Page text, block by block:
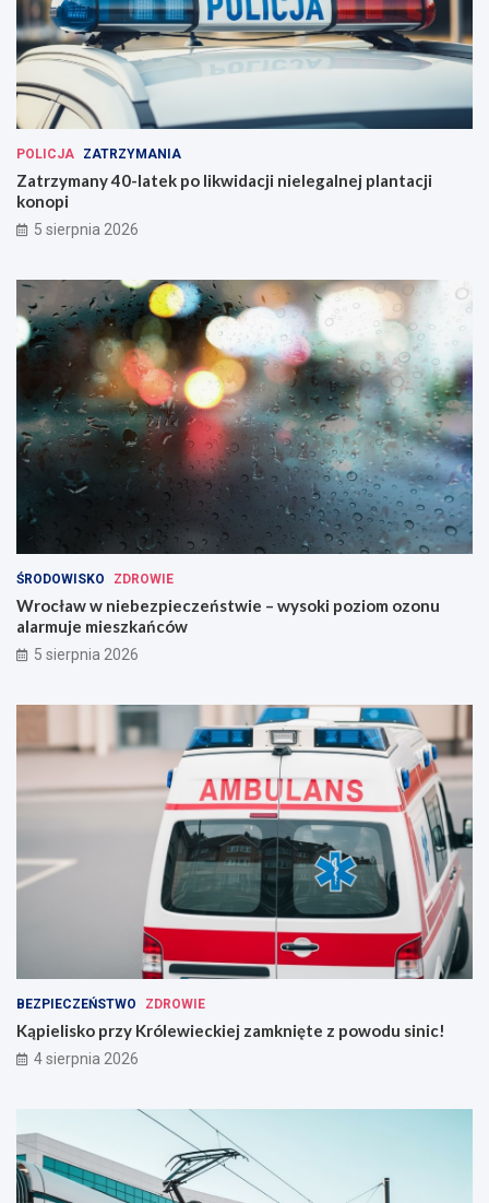
POLICJA ZATRZYMANIA
Zatrzymany 40-latek po likwidacji nielegalnej plantacji
konopi
5 sierpnia 2026
ŚRODOWISKO ZDROWIE
Wrocław w niebezpieczeństwie – wysoki poziom ozonu
alarmuje mieszkańców
5 sierpnia 2026
BEZPIECZEŃSTWO ZDROWIE
Kąpielisko przy Królewieckiej zamknięte z powodu sinic!
4 sierpnia 2026